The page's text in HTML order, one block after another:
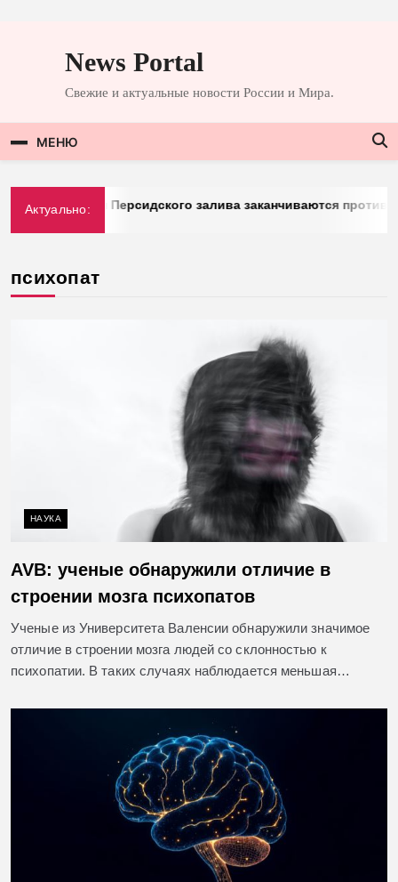
содержимомуNews Portal
Свежие и актуальные новости России и Мира.
МЕНЮ
Актуально:
у стран Персидского залива заканчиваются
психопат
НАУКА
AVB: ученые обнаружили отличие в
строении мозга психопатов
Ученые из Университета Валенсии обнаружили значимое
отличие в строении мозга людей со склонностью к
психопатии. В таких случаях наблюдается меньшая…